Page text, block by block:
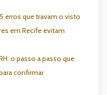
erros que travam o visto
em Recife evitam
o passo a passo que
confirmar